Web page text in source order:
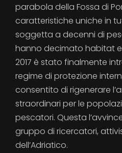
parabola della Fossa di
caratteristiche uniche in
soggetta a decenni di
hanno decimato habitat e
2017 è stato finalmente
regime di protezione
consentito di rigenerare
straordinari per le
pescatori. Questa
gruppo di ricercatori,
dell’Adriatico.